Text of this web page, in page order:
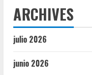
ARCHIVES
julio 2026
junio 2026